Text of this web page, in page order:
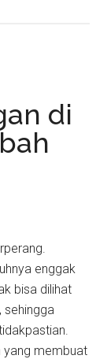
di
enggak
bisa dilihat
sehingga
yang membuat